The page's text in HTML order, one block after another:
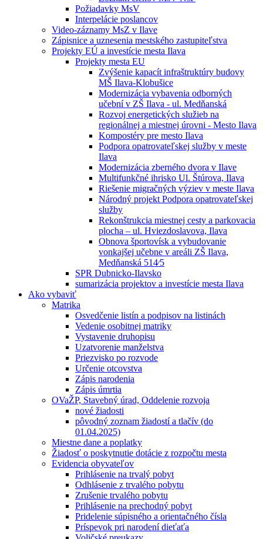
Požiadavky MsV
Interpelácie poslancov
Video-záznamy MsZ v Ilave
Zápisnice a uznesenia mestského zastupiteľstva
Projekty EÚ a investície mesta Ilava
Projekty mesta EU
Zvýšenie kapacít infraštruktúry budovy
MŠ Ilava-Klobušice
Modernizácia vybavenia odborných
učební v ZŠ Ilava - ul. Medňanská
Rozvoj energetických služieb na
regionálnej a miestnej úrovni - Mesto Ilava
Kompostéry pre mesto Ilava
Podpora opatrovateľskej služby v meste
Ilava
Modernizácia zberného dvora v Ilave
Multifunkčné ihrisko Ul. Štúrova, Ilava
Riešenie migračných výziev v meste Ilava
Národný projekt Podpora opatrovateľskej
služby
Rekonštrukcia miestnej cesty a parkovacia
plocha – ul. Hviezdoslavova, Ilava
Obnova športovísk a vybudovanie
vonkajšej učebne v areáli ZŠ Ilava,
Medňanská 514⁄5
SPR Dubnicko-Ilavsko
sumarizácia projektov a investície mesta Ilava
Ako vybaviť
Matrika
Osvedčenie listín a podpisov na listinách
Vedenie osobitnej matriky
Vystavenie druhopisu
Uzatvorenie manželstva
Priezvisko po rozvode
Určenie otcovstva
Zápis narodenia
Zápis úmrtia
OVaŽP, Stavebný úrad, Oddelenie rozvoja
nové žiadosti
pôvodný zoznam žiadostí a tlačív (do
01.04.2025)
Miestne dane a poplatky
Žiadosť o poskytnutie dotácie z rozpočtu mesta
Evidencia obyvateľov
Prihlásenie na trvalý pobyt
Odhlásenie z trvalého pobytu
Zrušenie trvalého pobytu
Prihlásenie na prechodný pobyt
Pridelenie súpisného a orientačného čísla
Príspevok pri narodení dieťaťa